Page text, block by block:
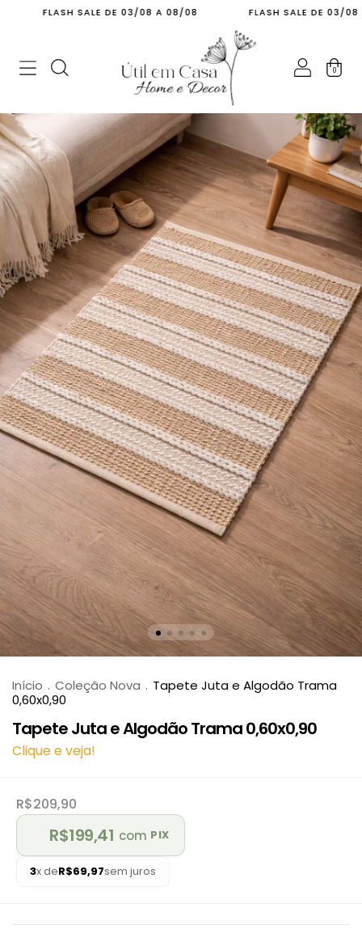
FLASH SALE DE 03/08 A 08/08 FLASH SALE DE 03/08 A
0
Início . Coleção Nova . Tapete Juta e Algodão Trama
0,60x0,90
Tapete Juta e Algodão Trama 0,60x0,90
Clique e veja!
R$209,90
R$199,41 com PIX
3x deR$69,97sem juros